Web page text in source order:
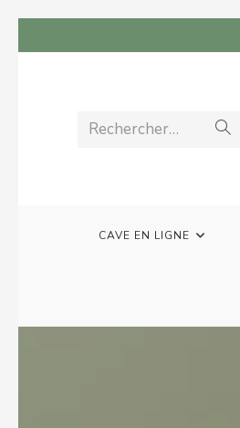
Rechercher…
CAVE EN LIGNE